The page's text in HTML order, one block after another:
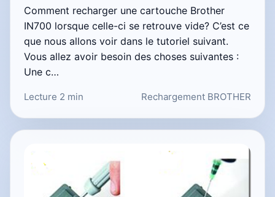
Comment recharger une cartouche Brother
IN700 lorsque celle-ci se retrouve vide? C’est ce
que nous allons voir dans le tutoriel suivant.
Vous allez avoir besoin des choses suivantes :
Une c…
Lecture 2 min Rechargement BROTHER